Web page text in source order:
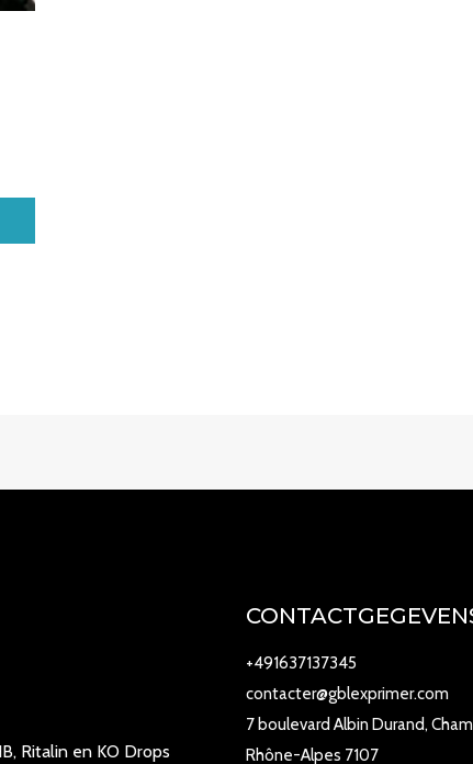
Ritalin en KO Drops
+491637137345
contacter@gblexprimer.com
7 boulevard Albin Durand,
Rhône-Alpes 7107